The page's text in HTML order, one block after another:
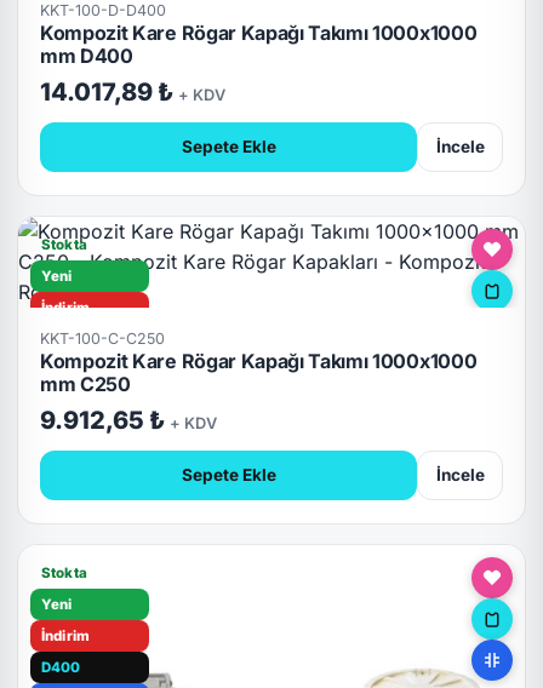
D400
Hızlı Teslimat
KKT-100-D-D400
Kompozit Kare Rögar Kapağı Takımı 1000x1000
mm D400
14.017,89 ₺ + KDV
Sepete Ekle İncele
Stokta
Yeni
İndirim
C250
Hızlı Teslimat
KKT-100-C-C250
Kompozit Kare Rögar Kapağı Takımı 1000x1000
mm C250
9.912,65 ₺ + KDV
Sepete Ekle İncele
Stokta
Yeni
İndirim
D400